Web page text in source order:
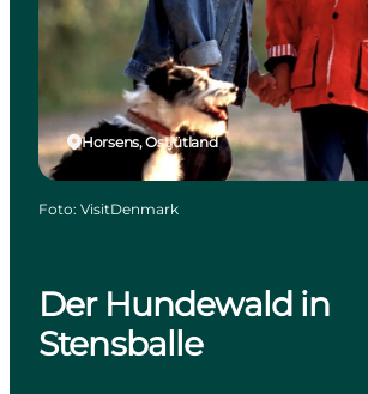
Unterkünfte
Reiseplanung
Der Hundewald in
Stensballe
Horsens, Ostjütland
Foto: VisitDenmark